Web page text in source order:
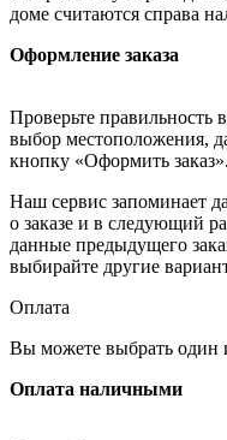
доме считаются справа
Оформление заказа
Проверьте правильность
выбор местоположения,
кнопку «Оформить заказ».
Наш сервис запоминает
о заказе и в следующий
данные предыдущего
выбирайте другие
Оплата
Вы можете выбрать один
Оплата наличными